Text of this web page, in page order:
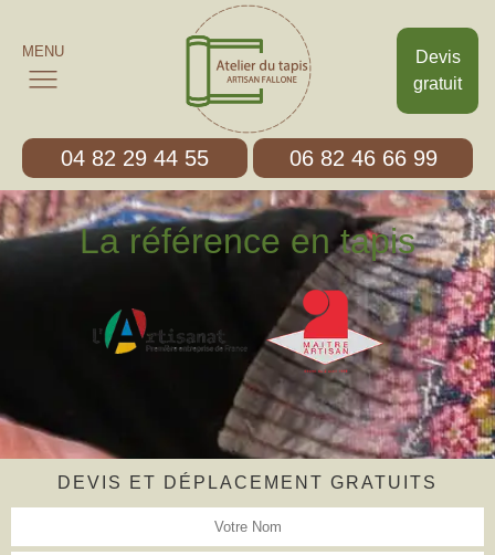
Devis
gratuit
MENU
04 82 29 44 55 06 82 46 66 99
La référence en tapis
DEVIS ET DÉPLACEMENT GRATUITS